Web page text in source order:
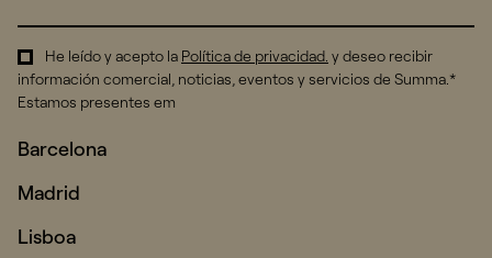
He leído y acepto la Política de privacidad. y deseo recibir
información comercial, noticias, eventos y servicios de Summa.*
Estamos presentes em
Barcelona
Madrid
Lisboa